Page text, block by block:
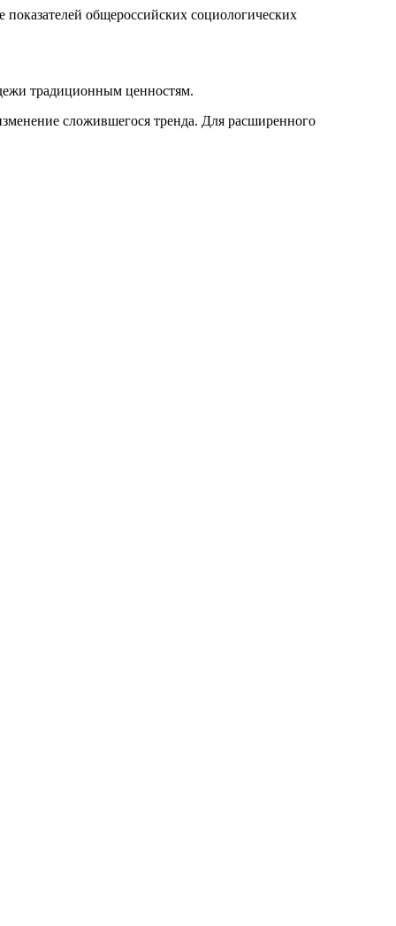
общероссийских социологических
традиционным ценностям.
сложившегося тренда. Для расширенного